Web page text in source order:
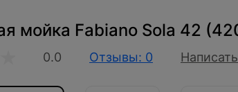
мойка Fabiano Sola 42
0.0 Отзывы: 0